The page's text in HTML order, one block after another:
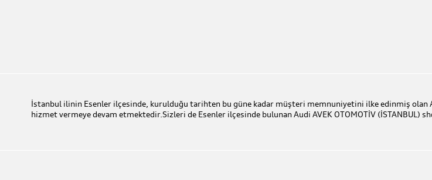
İstanbul ilinin Esenler ilçesinde, kurulduğu tarihten bu güne kadar müşteri memnuniyetini ilke edinmiş olan
hizmet vermeye devam etmektedir.Sizleri de Esenler ilçesinde bulunan Audi AVEK OTOMOTİV (İSTANBUL)